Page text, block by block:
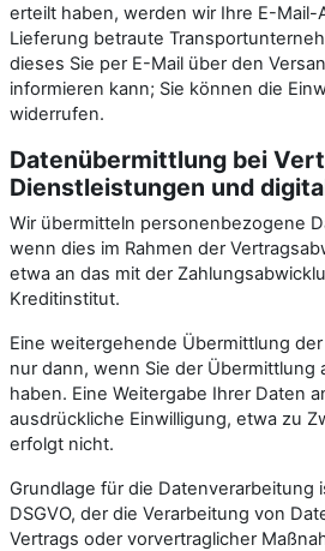
erteilt haben, werden wir Ihre E-Mail-
Lieferung betraute
dieses Sie per E-Mail über den
informieren kann; Sie können die
widerrufen.
Daten­übermittlung bei
Dienstleistungen und
Wir übermitteln personenbezogene
wenn dies im Rahmen der
etwa an das mit der
Kreditinstitut.
Eine weitergehende Übermittlung
nur dann, wenn Sie der
haben. Eine Weitergabe Ihrer Daten
ausdrückliche Einwilligung, etwa zu
erfolgt nicht.
Grundlage für die Datenverarbeitung
DSGVO, der die Verarbeitung von
Vertrags oder vorvertraglicher